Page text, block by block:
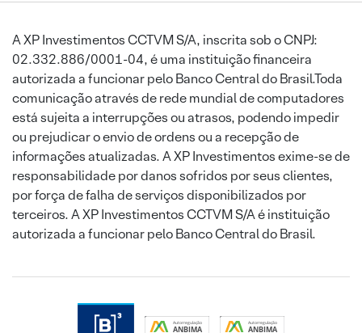
A XP Investimentos CCTVM S/A, inscrita sob o CNPJ:
02.332.886/0001-04, é uma instituição financeira
autorizada a funcionar pelo Banco Central do Brasil.Toda
comunicação através de rede mundial de computadores
está sujeita a interrupções ou atrasos, podendo impedir
ou prejudicar o envio de ordens ou a recepção de
informações atualizadas. A XP Investimentos exime-se de
responsabilidade por danos sofridos por seus clientes,
por força de falha de serviços disponibilizados por
terceiros. A XP Investimentos CCTVM S/A é instituição
autorizada a funcionar pelo Banco Central do Brasil.